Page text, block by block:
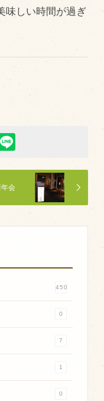
450
0
7
1
0
味しい時間が過ぎ
年会